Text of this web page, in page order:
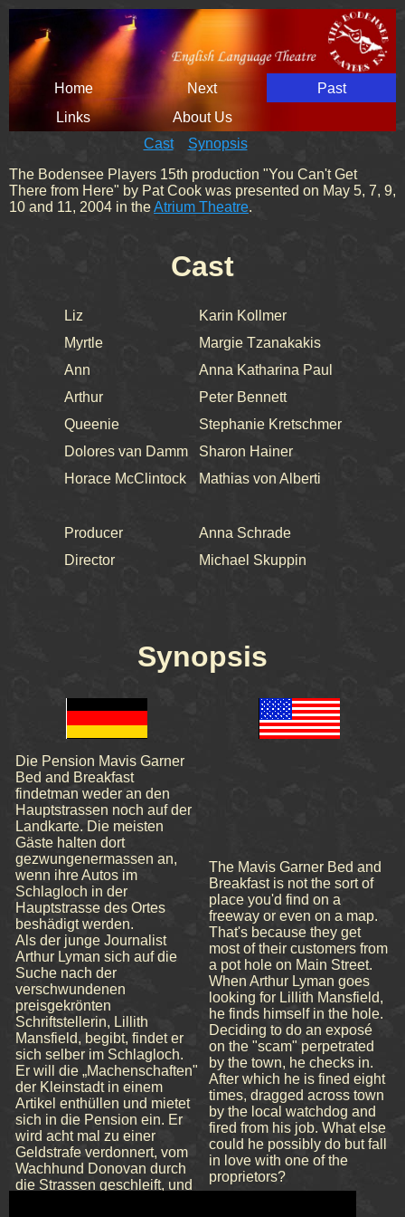
Skip
navigation
Home Next
Past
Links
About Us
Cast
Synopsis
The Bodensee Players 15th production "You Can't Get
There from Here" by Pat Cook was presented on May 5, 7, 9,
10 and 11, 2004 in theAtrium Theatre.
Cast
Liz
Karin Kollmer
Myrtle
Margie Tzanakakis
Ann
Anna Katharina Paul
Arthur
Peter Bennett
Queenie
Stephanie Kretschmer
Dolores van Damm
Sharon Hainer
Horace McClintock
Mathias von Alberti
Producer
Anna Schrade
Director
Michael Skuppin
Synopsis
Die Pension Mavis Garner
Bed and Breakfast
findetman weder an den
Hauptstrassen noch auf der
Landkarte. Die meisten
Gäste halten dort
gezwungenermassen an,
wenn ihre Autos im
Schlagloch in der
Hauptstrasse des Ortes
beshädigt werden.
Als der junge Journalist
Arthur Lyman sich auf die
Suche nach der
verschwundenen
preisgekrönten
Schriftstellerin, Lillith
Mansfield, begibt, findet er
sich selber im Schlagloch.
Er will die „Machenschaften"
der Kleinstadt in einem
Artikel enthüllen und mietet
sich in die Pension ein. Er
wird acht mal zu einer
Geldstrafe verdonnert, vom
Wachhund Donovan durch
die Strassen geschleift, und
The Mavis Garner Bed and
Breakfast is not the sort of
place you'd find on a
freeway or even on a map.
That's because they get
most of their customers from
a pot hole on Main Street.
When Arthur Lyman goes
looking for Lillith Mansfield,
he finds himself in the hole.
Deciding to do an exposé
on the "scam" perpetrated
by the town, he checks in.
After which he is fined eight
times, dragged across town
by the local watchdog and
fired from his job. What else
could he possibly do but fall
in love with one of the
proprietors?